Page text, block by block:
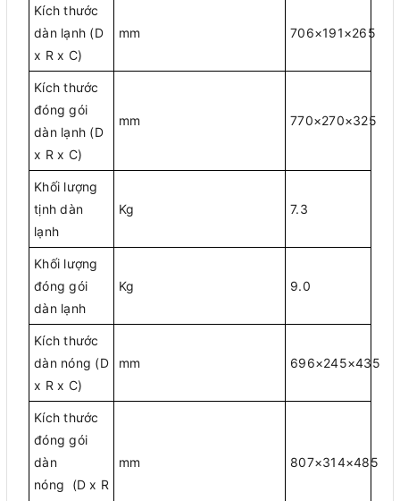
Kích thước
dàn lạnh (D
x R x C)
mm 706×191×265
Kích thước
đóng gói
dàn lạnh (D
x R x C)
mm 770×270×325
Khối lượng
tịnh dàn
lạnh
Kg 7.3
Khối lượng
đóng gói
dàn lạnh
Kg 9.0
Kích thước
dàn nóng (D
x R x C)
mm 696×245×435
Kích thước
đóng gói
dàn
nóng (D x R
mm 807×314×485